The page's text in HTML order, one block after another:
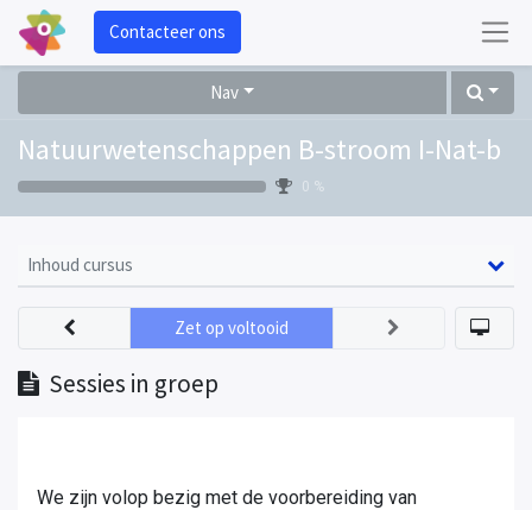
Contacteer ons
Nav
Natuurwetenschappen B-stroom I-Nat-b
0 %
Inhoud cursus
Sessies in groep
Zet op voltooid
We zijn volop bezig met de voorbereiding van